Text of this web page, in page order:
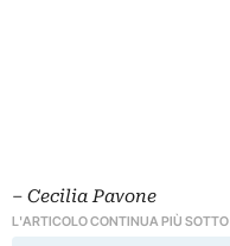
– Cecilia Pavone
L'ARTICOLO CONTINUA PIÙ SOTTO